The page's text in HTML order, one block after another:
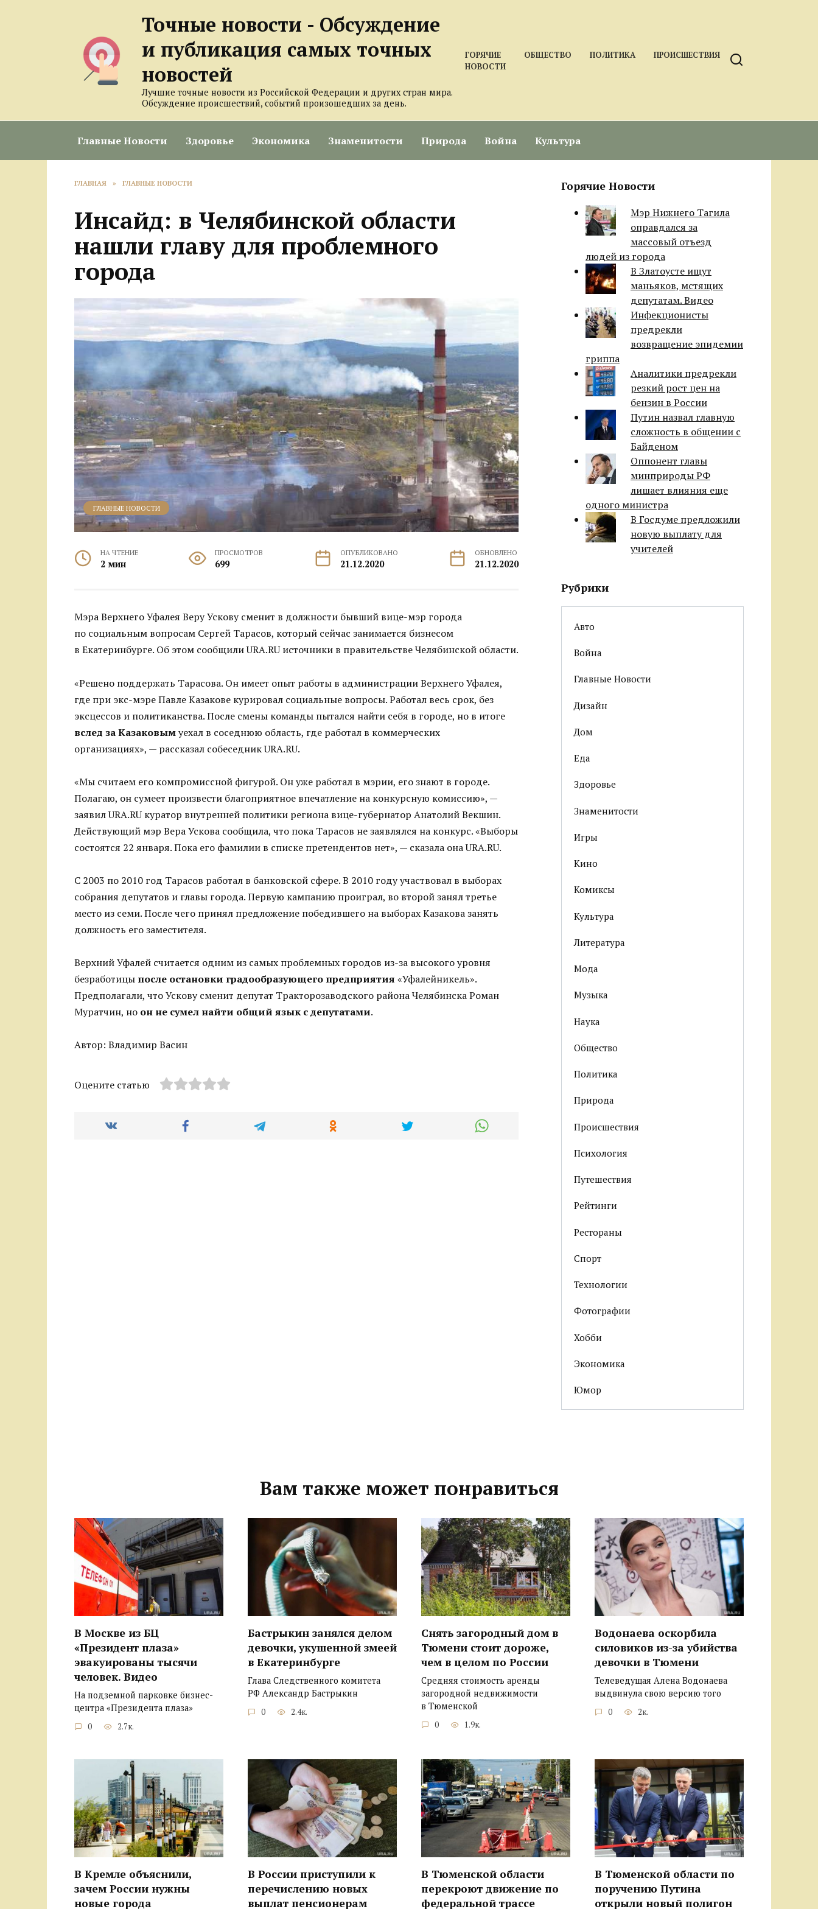
Точные новости - Обсуждение
и публикация самых точных
новостей
Лучшие точные новости из Российской Федерации и других стран мира.
Обсуждение происшествий, событий произошедших за день.
ГОРЯЧИЕ
НОВОСТИ
ОБЩЕСТВО ПОЛИТИКА ПРОИСШЕСТВИЯ
Главные Новости Здоровье Экономика Знаменитости Природа Война Культура
ГЛАВНАЯ » ГЛАВНЫЕ НОВОСТИ
Инсайд: в Челябинской области
нашли главу для проблемного
города
ГЛАВНЫЕ НОВОСТИ
НА ЧТЕНИЕ
2 мин
ПРОСМОТРОВ
699
ОПУБЛИКОВАНО
21.12.2020
ОБНОВЛЕНО
21.12.2020
Мэра Верхнего Уфалея Веру Ускову сменит в должности бывший вице-мэр города
по социальным вопросам Сергей Тарасов, который сейчас занимается бизнесом
в Екатеринбурге. Об этом сообщили URA.RU источники в правительстве Челябинской области.
«Решено поддержать Тарасова. Он имеет опыт работы в администрации Верхнего Уфалея,
где при экс-мэре Павле Казакове курировал социальные вопросы. Работал весь срок, без
эксцессов и политиканства. После смены команды пытался найти себя в городе, но в итоге
вслед за Казаковымуехал в соседнюю область, где работал в коммерческих
организациях», — рассказал собеседник URA.RU.
«Мы считаем его компромиссной фигурой. Он уже работал в мэрии, его знают в городе.
Полагаю, он сумеет произвести благоприятное впечатление на конкурсную комиссию», —
заявил URA.RU куратор внутренней политики региона вице-губернатор Анатолий Векшин.
Действующий мэр Вера Ускова сообщила, что пока Тарасов не заявлялся на конкурс. «Выборы
состоятся 22 января. Пока его фамилии в списке претендентов нет», — сказала она URA.RU.
С 2003 по 2010 год Тарасов работал в банковской сфере. В 2010 году участвовал в выборах
собрания депутатов и главы города. Первую кампанию проиграл, во второй занял третье
место из семи. После чего принял предложение победившего на выборах Казакова занять
должность его заместителя.
Верхний Уфалей считается одним из самых проблемных городов из-за высокого уровня
безработицы после остановки градообразующего предприятия «Уфалейникель».
Предполагали, что Ускову сменит депутат Тракторозаводского района Челябинска Роман
Муратчин, но он не сумел найти общий язык с депутатами.
Автор: Владимир Васин
Оцените статью
Горячие Новости
Мэр Нижнего Тагила
оправдался за
массовый отъезд
людей из города
В Златоусте ищут
маньяков, мстящих
депутатам. Видео
Инфекционисты
предрекли
возвращение эпидемии
гриппа
Аналитики предрекли
резкий рост цен на
бензин в России
Путин назвал главную
сложность в общении с
Байденом
Оппонент главы
минприроды РФ
лишает влияния еще
одного министра
В Госдуме предложили
новую выплату для
учителей
Рубрики
Авто
Война
Главные Новости
Дизайн
Дом
Еда
Здоровье
Знаменитости
Игры
Кино
Комиксы
Культура
Литература
Мода
Музыка
Наука
Общество
Политика
Природа
Происшествия
Психология
Путешествия
Рейтинги
Рестораны
Спорт
Технологии
Фотографии
Хобби
Экономика
Юмор
Вам также может понравиться
В Москве из БЦ
«Президент плаза»
эвакуированы тысячи
человек. Видео
На подземной парковке бизнес-
центра «Президента плаза»
0 2.7к.
Бастрыкин занялся делом
девочки, укушенной змеей
в Екатеринбурге
Глава Следственного комитета
РФ Александр Бастрыкин
0 2.4к.
Снять загородный дом в
Тюмени стоит дороже,
чем в целом по России
Средняя стоимость аренды
загородной недвижимости
в Тюменской
0 1.9к.
Водонаева оскорбила
силовиков из-за убийства
девочки в Тюмени
Телеведущая Алена Водонаева
выдвинула свою версию того
0 2к.
В Кремле объяснили,
зачем России нужны
новые города
В России приступили к
перечислению новых
выплат пенсионерам
В Тюменской области
перекроют движение по
федеральной трассе
В Тюменской области по
поручению Путина
открыли новый полигон